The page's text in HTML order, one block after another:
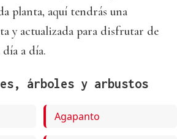
planta, aquí tendrás una
y actualizada para disfrutar de
a día.
árboles y arbustos
Agapanto